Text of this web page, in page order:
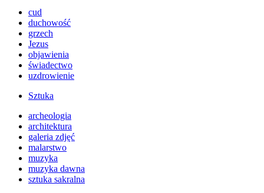
cud
duchowość
grzech
Jezus
objawienia
świadectwo
uzdrowienie
Sztuka
archeologia
architektura
galeria zdjęć
malarstwo
muzyka
muzyka dawna
sztuka sakralna